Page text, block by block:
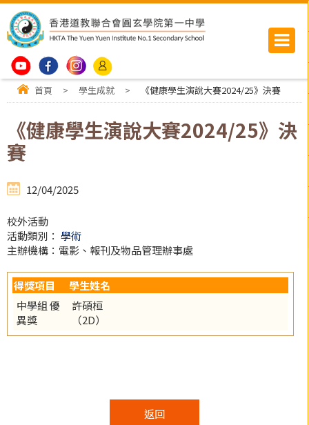
首頁 > 學生成就 > 《健康學生演說大賽2024/25》決賽
《健康學生演說大賽2024/25》決
賽
12/04/2025
校外活動
活動類別： 學術
主辦機構：電影、報刊及物品管理辦事處
得獎項目
學生姓名
中學組 優
異獎
許碩桓
（2D）
返回